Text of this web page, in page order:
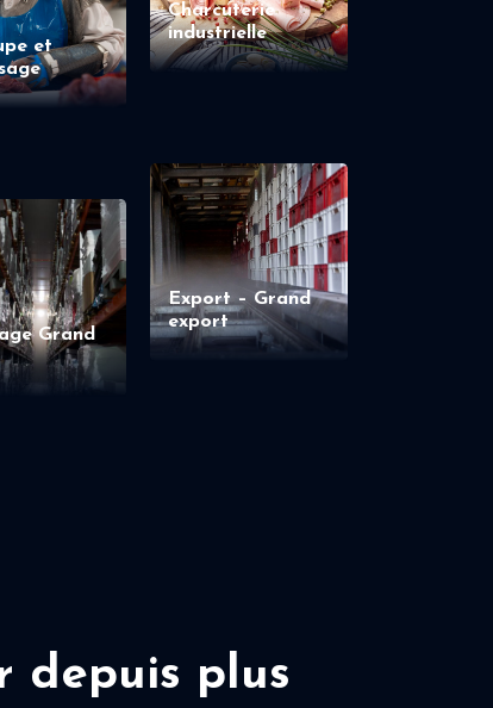
et
Charcuterie
industrielle
Grand
Export – Grand
export
depuis plus